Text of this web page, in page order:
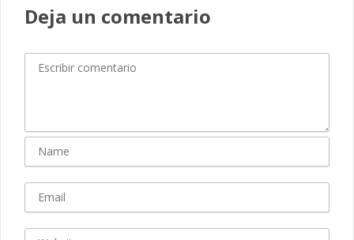
Deja un comentario